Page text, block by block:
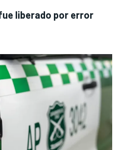
liberado por error